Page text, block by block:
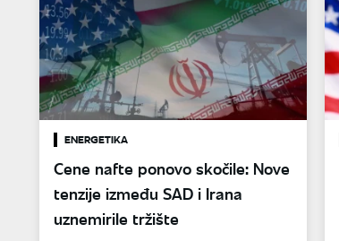
ENERGETIKA
Cene nafte ponovo skočile: Nove
tenzije između SAD i Irana
uznemirile tržište